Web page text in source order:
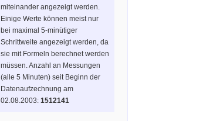
miteinander angezeigt werden.
Einige Werte können meist nur
bei maximal 5-minütiger
Schrittweite angezeigt werden, da
sie mit Formeln berechnet werden
müssen. Anzahl an Messungen
(alle 5 Minuten) seit Beginn der
Datenaufzechnung am
02.08.2003: 1512141